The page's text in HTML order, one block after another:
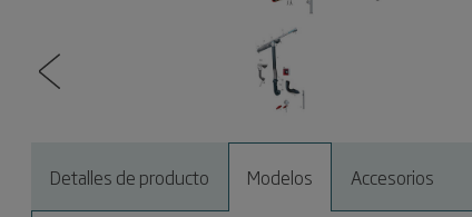
Detalles de producto Modelos Accesorios